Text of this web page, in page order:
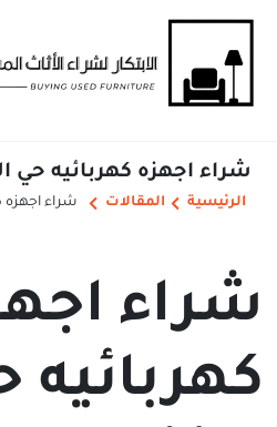
شراء اجهزه كهربائيه حي
الرئيسية المقالات شراء اجهزه
شراء
كهربائيه